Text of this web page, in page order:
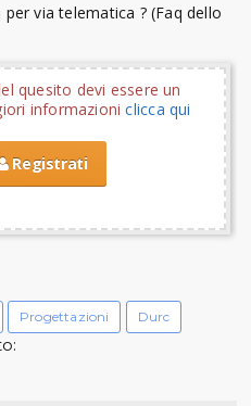
via telematica ? (Faq dello
quesito devi essere un
informazioniclicca qui
Registrati
Progettazioni Durc